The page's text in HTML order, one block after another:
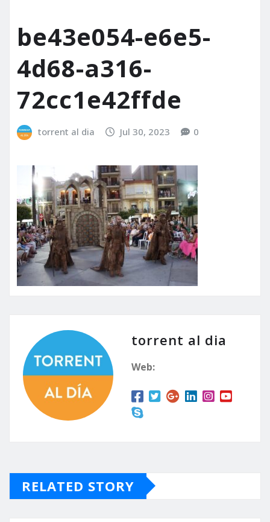
be43e054-e6e5-
4d68-a316-
72cc1e42ffde
torrent al dia Jul 30, 2023 0
torrent al dia
Web:
RELATED STORY